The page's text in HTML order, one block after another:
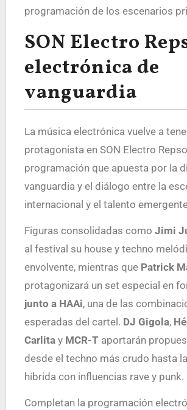
programación de los escenarios
SON Electro
electrónica de
vanguardia
La música electrónica vuelve a
protagonista en SON Electro
programación que apuesta por la
vanguardia y el diálogo entre la
internacional y el talento
Figuras consolidadas como Jimi
al festival su house y techno
envolvente, mientras que Patrick
protagonizará un set especial en
junto a HAAi, una de las
esperadas del cartel. DJ Gigola,
Carlitay MCR-Taportarán
desde el techno más crudo hasta
híbrida con influencias rave y punk.
Completan la programación